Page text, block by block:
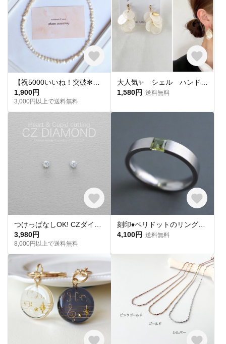
1,900円
3,000円以上で送料無料
1,580円 送料無料
3,980円
8,000円以上で送料無料
4,100円 送料無料